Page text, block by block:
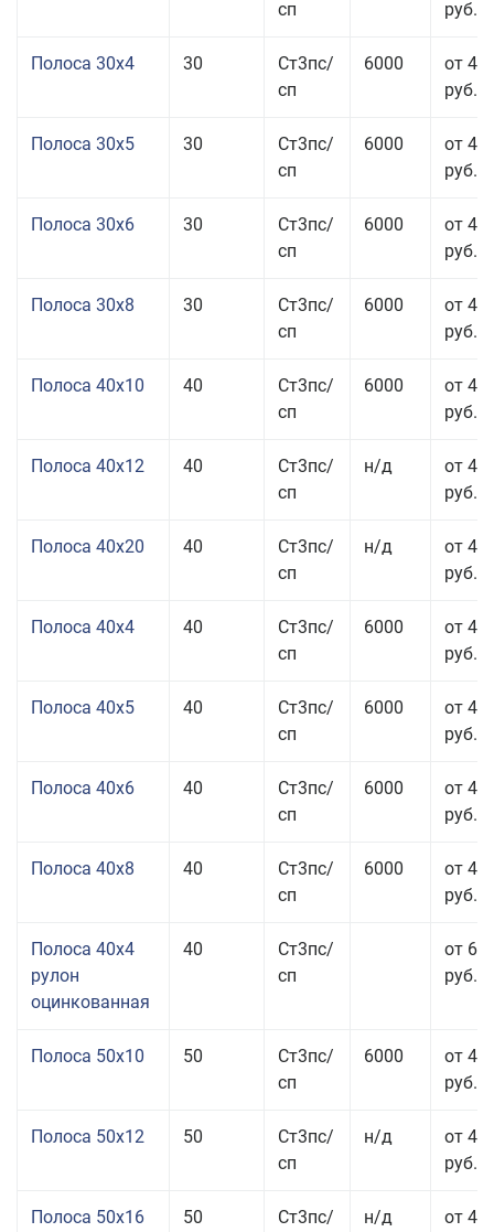
сп руб.
Полоса 30x4 30
Ст3пс/
сп
6000
от 43
руб.
Полоса 30x5 30
Ст3пс/
сп
6000
от 43
руб.
Полоса 30x6 30
Ст3пс/
сп
6000
от 46
руб.
Полоса 30x8 30
Ст3пс/
сп
6000
от 44
руб.
Полоса 40x10 40
Ст3пс/
сп
6000
от 45
руб.
Полоса 40x12 40
Ст3пс/
сп
н/д
от 44
руб.
Полоса 40x20 40
Ст3пс/
сп
н/д
от 47
руб.
Полоса 40x4 40
Ст3пс/
сп
6000
от 43
руб.
Полоса 40x5 40
Ст3пс/
сп
6000
от 43
руб.
Полоса 40x6 40
Ст3пс/
сп
6000
от 43
руб.
Полоса 40x8 40
Ст3пс/
сп
6000
от 43
руб.
Полоса 40x4
рулон
оцинкованная
40
Ст3пс/
сп
от 69
руб.
Полоса 50x10 50
Ст3пс/
сп
6000
от 46
руб.
Полоса 50x12 50
Ст3пс/
сп
н/д
от 44
руб.
Полоса 50x16 50
Ст3пс/
н/д
от 49